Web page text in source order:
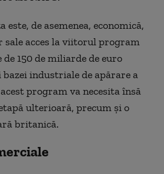
este, de asemenea, economică,
acces la viitorul program
150 de miliarde de euro
industriale de apărare a
program va necesita însă
ulterioară, precum şi o
britanică.